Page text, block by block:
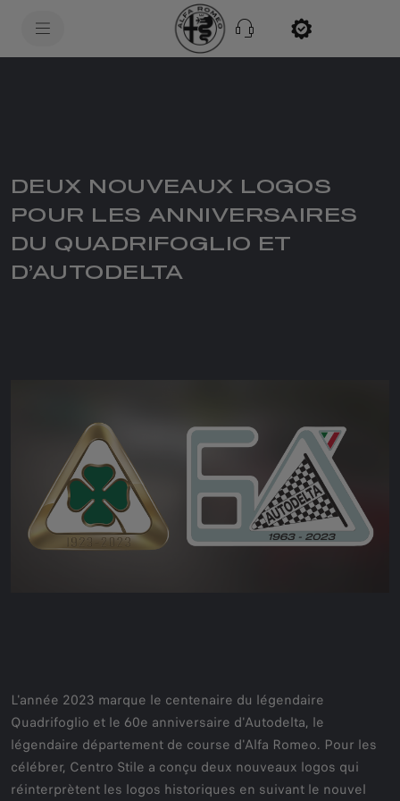
DEUX NOUVEAUX LOGOS
POUR LES ANNIVERSAIRES
DU QUADRIFOGLIO ET
D’AUTODELTA
L'année 2023 marque le centenaire du légendaire
Quadrifoglio et le 60e anniversaire d'Autodelta, le
légendaire département de course d'Alfa Romeo. Pour les
célébrer, Centro Stile a conçu deux nouveaux logos qui
réinterprètent les logos historiques en suivant le nouvel